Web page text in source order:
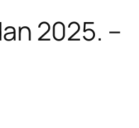
2025. –